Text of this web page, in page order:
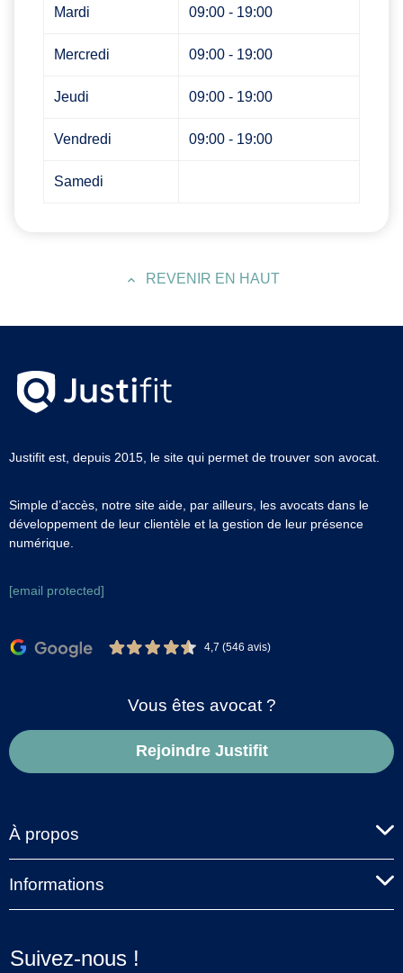
Mardi 09:00 - 19:00
Mercredi 09:00 - 19:00
Jeudi 09:00 - 19:00
Vendredi 09:00 - 19:00
Samedi
REVENIR EN HAUT
Justifit est, depuis 2015, le site qui permet de trouver son avocat.
Simple d’accès, notre site aide, par ailleurs, les avocats dans le
développement de leur clientèle et la gestion de leur présence
numérique.
[email protected]
4,7 (546 avis)
Vous êtes avocat ?
Rejoindre Justifit
À propos
Informations
Suivez-nous !